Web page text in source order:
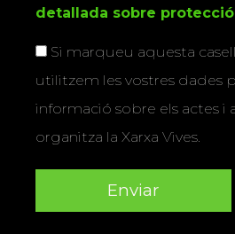
detallada sobre
Si marqueu aquesta
utilitzem les vostres dades
informació sobre els actes i
organitza la Xarxa Vives.